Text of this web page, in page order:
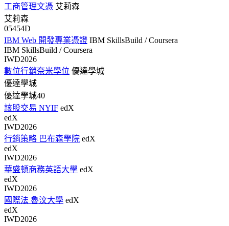
工商管理文憑 艾莉森
艾莉森
05454D
IBM Web 開發專業憑證 IBM SkillsBuild / Coursera
IBM SkillsBuild / Coursera
IWD2026
數位行銷奈米學位 優達學城
優達學城
優達學城40
該股交易 NYIF edX
edX
IWD2026
行銷策略 巴布森學院 edX
edX
IWD2026
華盛頓商務英語大學 edX
edX
IWD2026
國際法 魯汶大學 edX
edX
IWD2026